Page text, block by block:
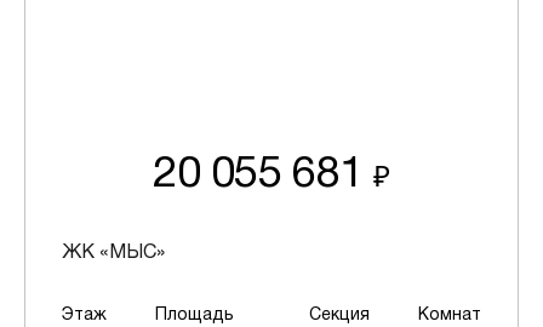
20 055 681₽
ЖК «МЫС»
Этаж Площадь Секция Комнат